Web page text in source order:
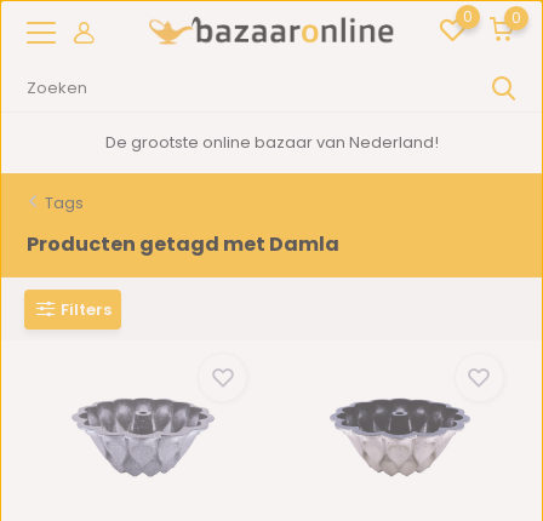
0 0
De grootste online bazaar van Nederland!
Tags
Producten getagd met Damla
Filters